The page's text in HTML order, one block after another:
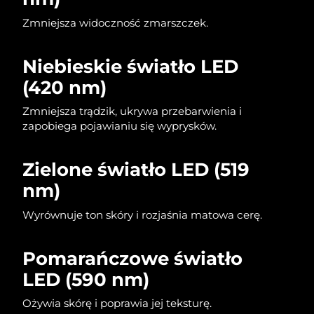
Zmniejsza widoczność zmarszczek.
Niebieskie światło LED
(420 nm)
Zmniejsza trądzik, ukrywa przebarwienia i
zapobiega pojawianiu się wyprysków.
Zielone światło LED (519
nm)
Wyrównuje ton skóry i rozjaśnia matowa cerę.
Pomarańczowe światło
LED (590 nm)
Ożywia skórę i poprawia jej teksturę.
Luksemburg
Oczekiwany czas dostawy
Malezja
Oczekiwany czas dostawy
Malta
Oczekiwany czas dostawy
Meksyk
Oczekiwany czas dostawy
Monako
Oczekiwany czas dostawy